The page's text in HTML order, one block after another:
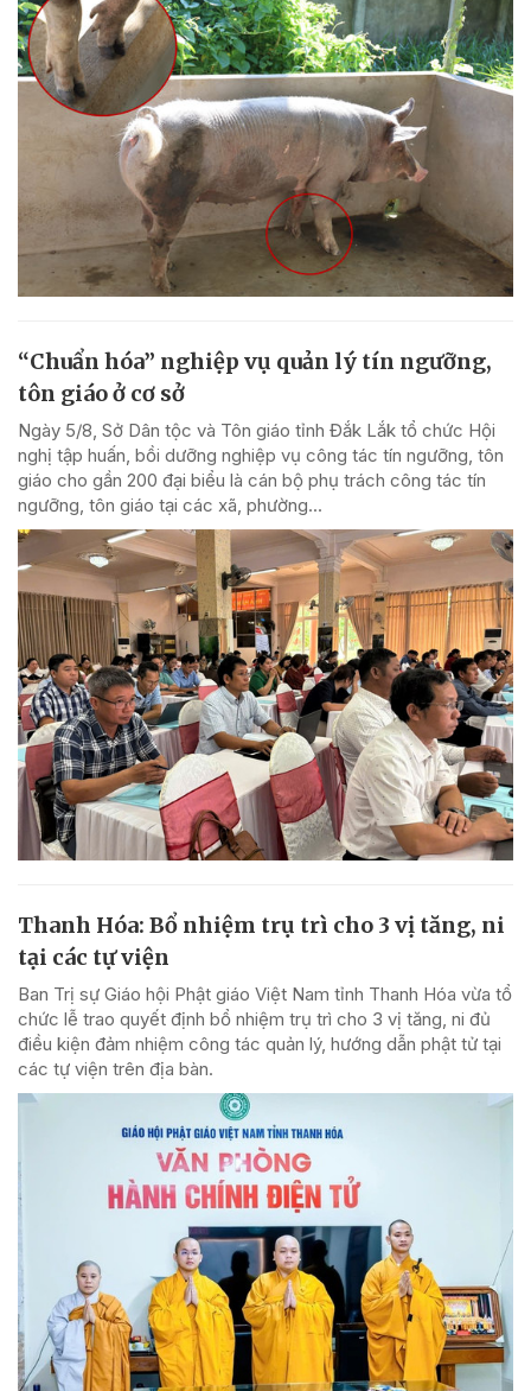
“Chuẩn hóa” nghiệp vụ quản lý tín ngưỡng,
tôn giáo ở cơ sở
Ngày 5/8, Sở Dân tộc và Tôn giáo tỉnh Đắk Lắk tổ chức Hội
nghị tập huấn, bồi dưỡng nghiệp vụ công tác tín ngưỡng, tôn
giáo cho gần 200 đại biểu là cán bộ phụ trách công tác tín
ngưỡng, tôn giáo tại các xã, phường...
Thanh Hóa: Bổ nhiệm trụ trì cho 3 vị tăng, ni
tại các tự viện
Ban Trị sự Giáo hội Phật giáo Việt Nam tỉnh Thanh Hóa vừa tổ
chức lễ trao quyết định bổ nhiệm trụ trì cho 3 vị tăng, ni đủ
điều kiện đảm nhiệm công tác quản lý, hướng dẫn phật tử tại
các tự viện trên địa bàn.